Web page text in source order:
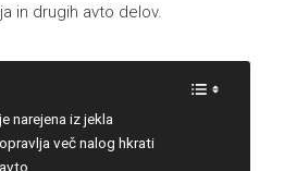
in drugih avto delov.
narejena iz jekla
več nalog hkrati